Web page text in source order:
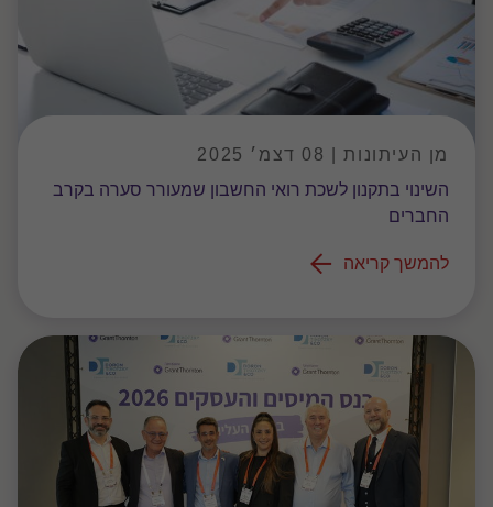
מן העיתונות | 08 דצמ׳ 2025
השינוי בתקנון לשכת רואי החשבון שמעורר סערה בקרב
החברים
להמשך קריאה